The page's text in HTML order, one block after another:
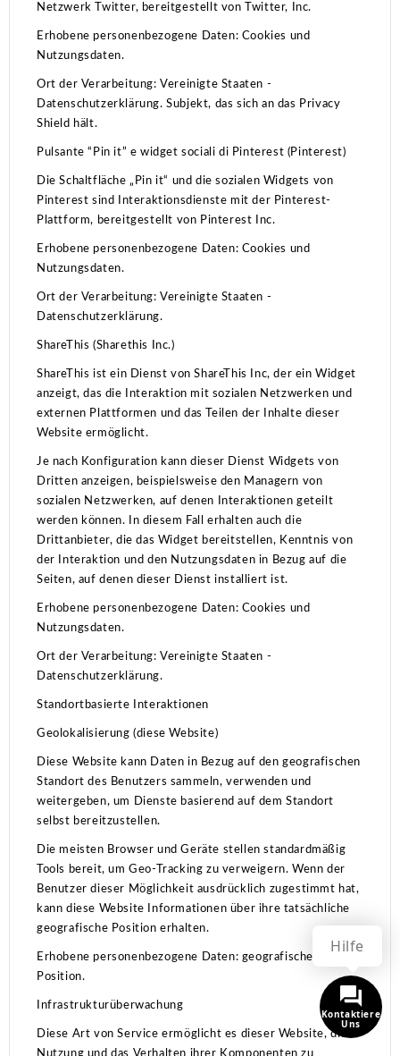
Netzwerk Twitter, bereitgestellt von Twitter, Inc.
Erhobene personenbezogene Daten: Cookies und
Nutzungsdaten.
Ort der Verarbeitung: Vereinigte Staaten -
Datenschutzerklärung.Subjekt, das sich an das Privacy
Shield hält.
Pulsante “Pin it” e widget sociali di Pinterest (Pinterest)
Die Schaltfläche „Pin it“ und die sozialen Widgets von
Pinterest sind Interaktionsdienste mit der Pinterest-
Plattform, bereitgestellt von Pinterest Inc.
Erhobene personenbezogene Daten: Cookies und
Nutzungsdaten.
Ort der Verarbeitung: Vereinigte Staaten -
Datenschutzerklärung.
ShareThis (Sharethis Inc.)
ShareThis ist ein Dienst von ShareThis Inc, der ein Widget
anzeigt, das die Interaktion mit sozialen Netzwerken und
externen Plattformen und das Teilen der Inhalte dieser
Website ermöglicht.
Je nach Konfiguration kann dieser Dienst Widgets von
Dritten anzeigen, beispielsweise den Managern von
sozialen Netzwerken, auf denen Interaktionen geteilt
werden können.
In diesem Fall erhalten auch die
Drittanbieter, die das Widget bereitstellen, Kenntnis von
der Interaktion und den Nutzungsdaten in Bezug auf die
Seiten, auf denen dieser Dienst installiert ist.
Erhobene personenbezogene Daten: Cookies und
Nutzungsdaten.
Ort der Verarbeitung: Vereinigte Staaten -
Datenschutzerklärung.
Standortbasierte Interaktionen
Geolokalisierung (diese Website)
Diese Website kann Daten in Bezug auf den geografischen
Standort des Benutzers sammeln, verwenden und
weitergeben, um Dienste basierend auf dem Standort
selbst bereitzustellen.
Die meisten Browser und Geräte stellen standardmäßig
Tools bereit, um Geo-Tracking zu verweigern.Wenn der
Benutzer dieser Möglichkeit ausdrücklich zugestimmt hat,
kann diese Website Informationen über ihre tatsächliche
geografische Position erhalten.
Erhobene personenbezogene Daten: geografische
Position.
Infrastrukturüberwachung
Diese Art von Service ermöglicht es dieser Website, die
Nutzung und das Verhalten ihrer Komponenten zu
Kontaktiere
Uns
Hilfe